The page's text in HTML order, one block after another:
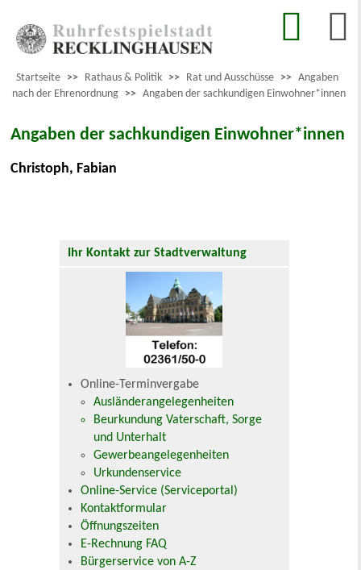
Startseite >> Rathaus & Politik >> Rat und Ausschüsse >> Angaben
nach der Ehrenordnung >> Angaben der sachkundigen Einwohner*innen
Angaben der sachkundigen Einwohner*innen
Christoph, Fabian
Ihr Kontakt zur Stadtverwaltung
Online-Terminvergabe
Ausländerangelegenheiten
Beurkundung Vaterschaft, Sorge
und Unterhalt
Gewerbeangelegenheiten
Urkundenservice
Online-Service (Serviceportal)
Kontaktformular
Öffnungszeiten
E-Rechnung FAQ
Bürgerservice von A-Z